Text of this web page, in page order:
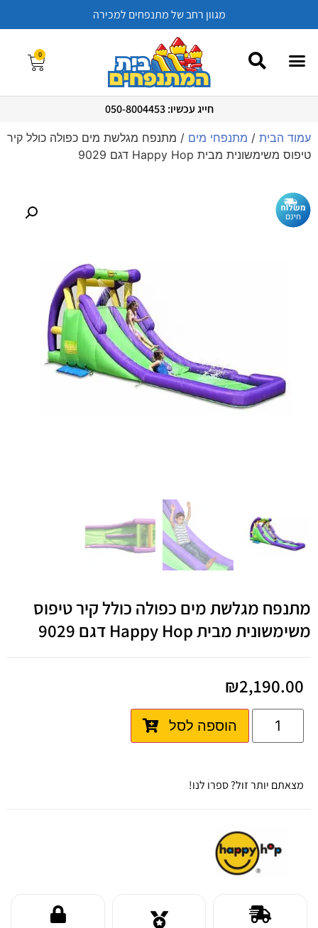
מגוון רחב של מתנפחים למכירה
0
חייג עכשיו: 050-8004453
עמוד הבית / מתנפחי מים / מתנפח מגלשת מים כפולה כולל קיר
טיפוס משימשונית מבית Happy Hop דגם 9029
מתנפח מגלשת מים כפולה כולל קיר טיפוס
משימשונית מבית Happy Hop דגם 9029
₪2,190.00
הוספה לסל
מצאתם יותר זול? ספרו לנו!